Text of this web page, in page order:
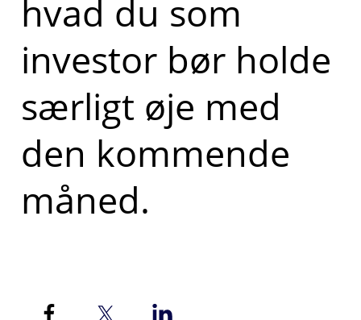
hvad du som
investor bør holde
særligt øje med
den kommende
måned.